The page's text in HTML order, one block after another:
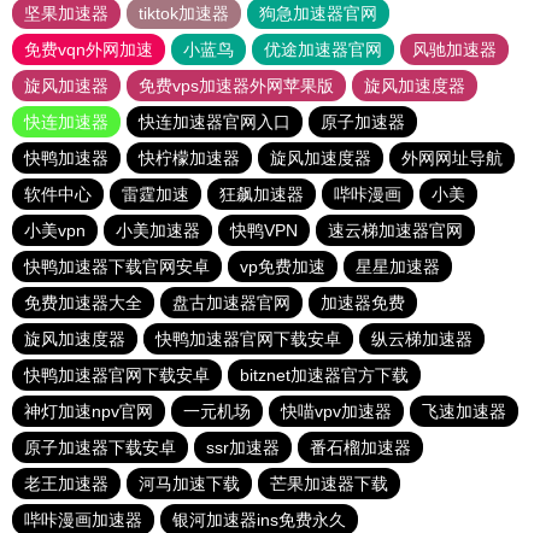
坚果加速器
tiktok加速器
狗急加速器官网
免费vqn外网加速
小蓝鸟 优途加速器官网
风驰加速器
旋风加速器
免费vps加速器外网苹果版
旋风加速度器
快连加速器
快连加速器官网入口
原子加速器
快鸭加速器
快柠檬加速器 旋风加速度器
外网网址导航
软件中心
雷霆加速 狂飙加速器 哔咔漫画
小美
小美vpn
小美加速器 快鸭VPN
速云梯加速器官网
快鸭加速器下载官网安卓
vp免费加速
星星加速器
免费加速器大全
盘古加速器官网
加速器免费
旋风加速度器
快鸭加速器官网下载安卓
纵云梯加速器
快鸭加速器官网下载安卓
bitznet加速器官方下载
神灯加速npv官网
一元机场 快喵vpv加速器
飞速加速器
原子加速器下载安卓
ssr加速器
番石榴加速器
老王加速器
河马加速下载
芒果加速器下载
哔咔漫画加速器
银河加速器ins免费永久